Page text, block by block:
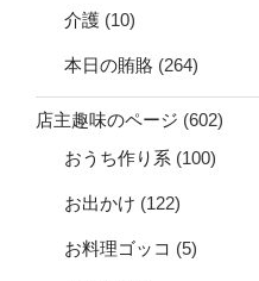
介護 (10)
本日の賄賂 (264)
店主趣味のページ (602)
おうち作り系 (100)
お出かけ (122)
お料理ゴッコ (5)